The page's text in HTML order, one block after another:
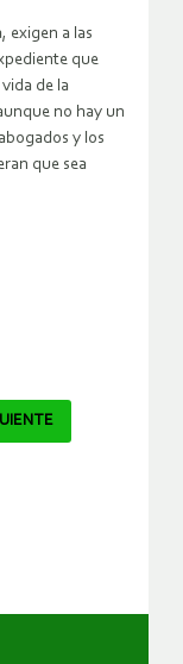
exigen a las
que
de la
no hay un
y los
que sea